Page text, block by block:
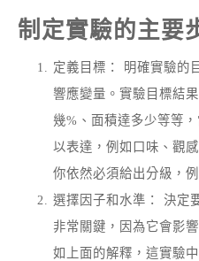
制定實驗的主要
定義目標： 明確實驗的
響應變量。實驗目標結
幾%、面積達多少等等
以表達，例如口味、觀
你依然必須給出分級，
選擇因子和水準： 決定
非常關鍵，因為它會影
如上面的解釋，這實驗